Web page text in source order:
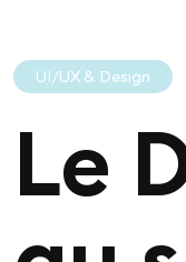
UI/UX & Design
Le